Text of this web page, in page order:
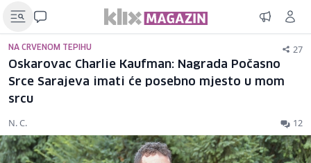
NA CRVENOM TEPIHU 27
Oskarovac Charlie Kaufman: Nagrada Počasno
Srce Sarajeva imati će posebno mjesto u mom
srcu
N. C. 12